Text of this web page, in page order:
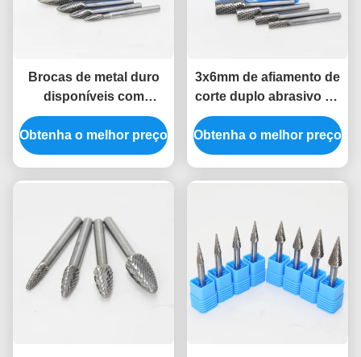
Brocas de metal duro
disponíveis com
comprimento estendido
de 3mm e 6mm, tipos H,
formato de chama,
Obtenha o melhor preço
3x6mm de afiamento de
corte duplo abrasivo de
borracha de moagem
Bits Carbide de
tungstênio cilindro Flat
Obtenha o melhor preço